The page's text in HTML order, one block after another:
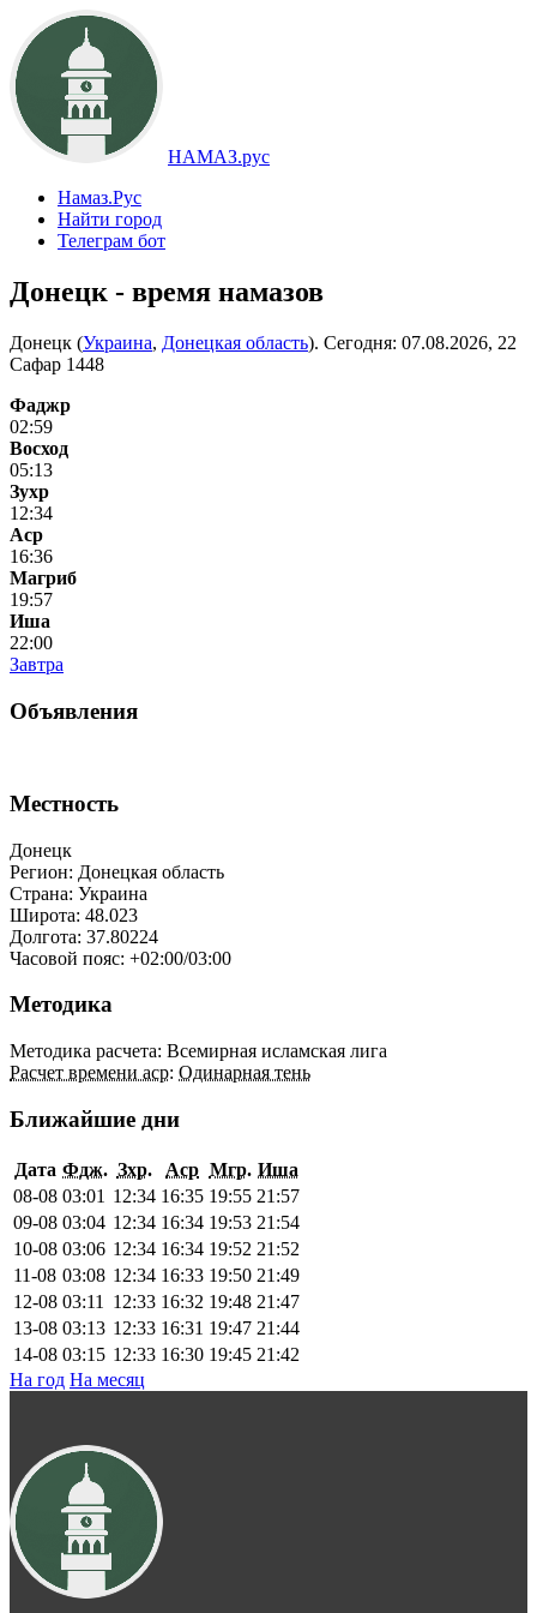
НАМАЗ.рус
Намаз.Рус
Найти город
Телеграм бот
Донецк - время намазов
Донецк (Украина, Донецкая область). Сегодня: 07.08.2026, 22
Сафар 1448
Фаджр
02:59
Восход
05:13
Зухр
12:34
Аср
16:36
Магриб
19:57
Иша
22:00
Завтра
Объявления
Местность
Донецк
Регион: Донецкая область
Страна: Украина
Широта: 48.023
Долгота: 37.80224
Часовой пояс: +02:00/03:00
Методика
Методика расчета: Всемирная исламская лига
Расчет времени аср: Одинарная тень
Ближайшие дни
Дата Фдж. Зхр. Аср Мгр. Иша
08-08 03:01 12:34 16:35 19:55 21:57
09-08 03:04 12:34 16:34 19:53 21:54
10-08 03:06 12:34 16:34 19:52 21:52
11-08 03:08 12:34 16:33 19:50 21:49
12-08 03:11 12:33 16:32 19:48 21:47
13-08 03:13 12:33 16:31 19:47 21:44
14-08 03:15 12:33 16:30 19:45 21:42
На год На месяц